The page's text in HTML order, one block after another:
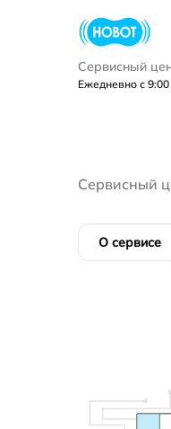
Сервисный
Ежедневно с
Сервисный
О сервисе